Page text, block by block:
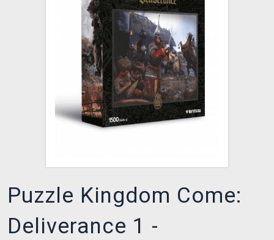
Puzzle Kingdom Come:
Deliverance 1 -